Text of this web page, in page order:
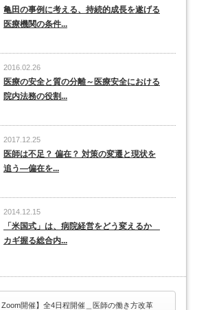
亀田の事例に考える、持続的成長を遂げる
医療機関の条件...
2016.02.26
医療の安全と質の分離～医療安全における
院内法務の役割...
2017.12.25
医師は不足？ 偏在？ 対策の変遷と現状を
追う―偏在を...
2014.12.15
「米国式」は、病院経営をどう変えるか
カギ握る総合内...
開催】全4日程開催＿医師の働き方改革